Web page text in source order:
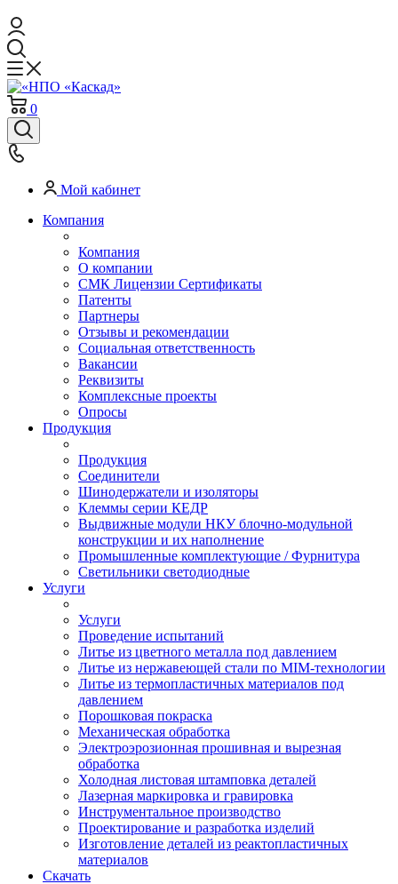
0
Мой кабинет
Компания
Компания
О компании
СМК Лицензии Сертификаты
Патенты
Партнеры
Отзывы и рекомендации
Социальная ответственность
Вакансии
Реквизиты
Комплексные проекты
Опросы
Продукция
Продукция
Соединители
Шинодержатели и изоляторы
Клеммы серии КЕДР
Выдвижные модули НКУ блочно-модульной
конструкции и их наполнение
Промышленные комплектующие / Фурнитура
Светильники светодиодные
Услуги
Услуги
Проведение испытаний
Литье из цветного металла под давлением
Литье из нержавеющей стали по MIM-технологии
Литье из термопластичных материалов под
давлением
Порошковая покраска
Механическая обработка
Электроэрозионная прошивная и вырезная
обработка
Холодная листовая штамповка деталей
Лазерная маркировка и гравировка
Инструментальное производство
Проектирование и разработка изделий
Изготовление деталей из реактопластичных
материалов
Скачать